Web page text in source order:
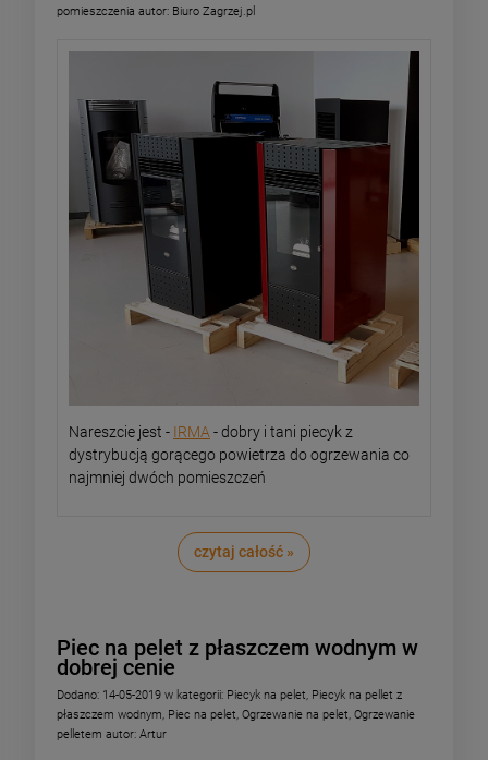
pomieszczenia autor: Biuro Zagrzej.pl
Nareszcie jest - IRMA- dobry i tani piecyk z
dystrybucją gorącego powietrza do ogrzewania co
najmniej dwóch pomieszczeń
czytaj całość »
Piec na pelet z płaszczem wodnym w
dobrej cenie
Dodano: 14-05-2019 w kategorii: Piecyk na pelet, Piecyk na pellet z
płaszczem wodnym, Piec na pelet, Ogrzewanie na pelet, Ogrzewanie
pelletem autor: Artur